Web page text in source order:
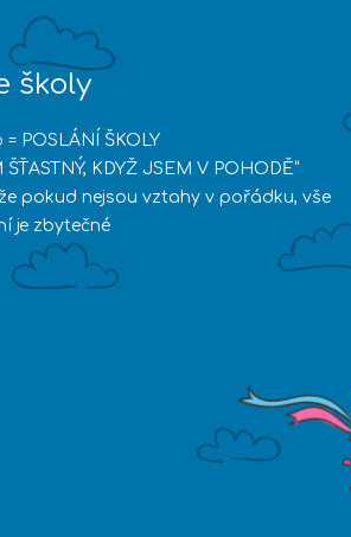
školy
POSLÁNÍ ŠKOLY
ŠŤASTNÝ, KDYŽ JSEM V POHODĚ”
pokud nejsou vztahy v pořádku, vše
je zbytečné